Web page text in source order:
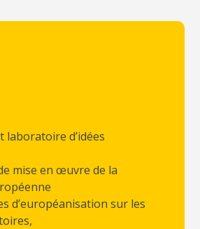
laboratoire d’idées
mise en œuvre de la
d’européanisation sur les